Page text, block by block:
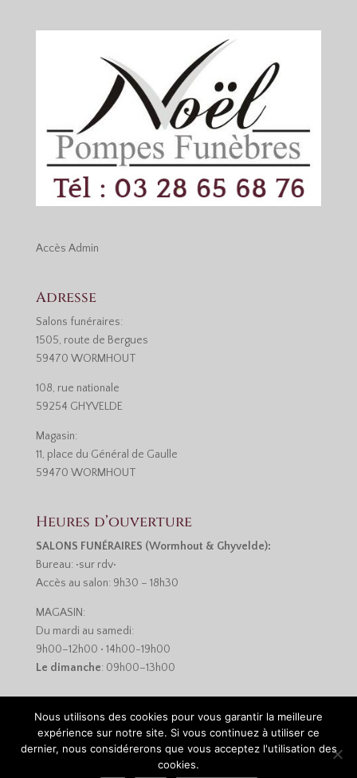
Accès Admin
Adresse
Salons funéraires:
1505, route de Bergues
59470 WORMHOUT
108, rue nationale
59254 GHYVELDE
Magasin:
11, place du Général de Gaulle
59470 WORMHOUT
Heures d’ouverture
SALONS FUNÉRAIRES (Wormhout & Ghyvelde):
Bureau: •sur rdv•
Accès au salon: 9h30 – 18h30
MAGASIN:
Du mardi au samedi:
9h00–12h00 • 14h00-19h00
Le dimanche: 09h00–13h00
Monsieur-Site.com
Nous utilisons des cookies pour vous garantir la meilleure
expérience sur notre site. Si vous continuez à utiliser ce
dernier, nous considérerons que vous acceptez l'utilisation des
cookies.